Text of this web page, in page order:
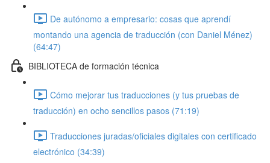
De autónomo a empresario: cosas que aprendí
montando una agencia de traducción (con Daniel Ménez)
(64:47)
BIBLIOTECA de formación técnica
Cómo mejorar tus traducciones (y tus pruebas de
traducción) en ocho sencillos pasos (71:19)
Traducciones juradas/oficiales digitales con certificado
electrónico (34:39)